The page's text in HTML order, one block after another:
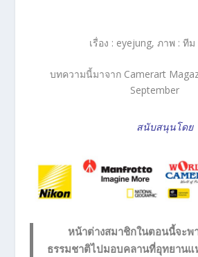
เรื่อง : eyejung, ภาพ : ที
บทความนี้มาจาก Camerart
September
สนับสนุนโดย
หน้าต่างสมาชิกในตอนนี้จะพ
ธรรมชาติไปมอบคลานที่อุทยานแ